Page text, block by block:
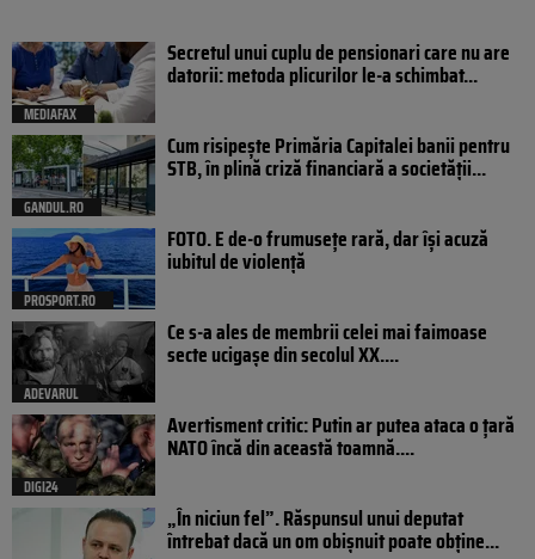
MEDIAFAX
Secretul unui cuplu de pensionari care nu are
datorii: metoda plicurilor le-a schimbat...
GANDUL.RO
Cum risipește Primăria Capitalei banii pentru
STB, în plină criză financiară a societății...
PROSPORT.RO
FOTO. E de-o frumusețe rară, dar își acuză
iubitul de violență
ADEVARUL
Ce s-a ales de membrii celei mai faimoase
secte ucigașe din secolul XX....
DIGI24
Avertisment critic: Putin ar putea ataca o țară
NATO încă din această toamnă....
„În niciun fel”. Răspunsul unui deputat
întrebat dacă un om obișnuit poate obține...